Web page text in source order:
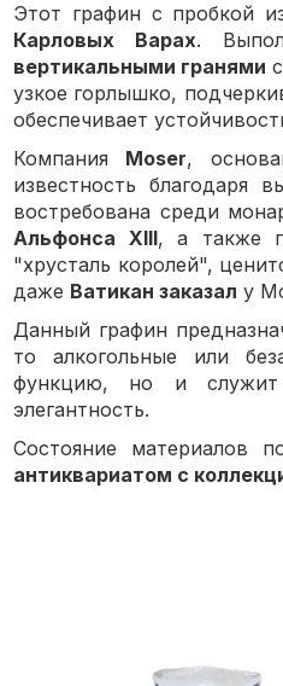
Этот графин с пробкой
Карловых Варах.
вертикальными гранями
узкое горлышко,
обеспечивает
Компания Moser,
известность благодаря
востребована среди
Альфонса XIII, а также
"хрусталь королей",
даже Ватикан заказал у
Данный графин
то алкогольные или
функцию, но и
элегантность.
Состояние материалов
антиквариатом с